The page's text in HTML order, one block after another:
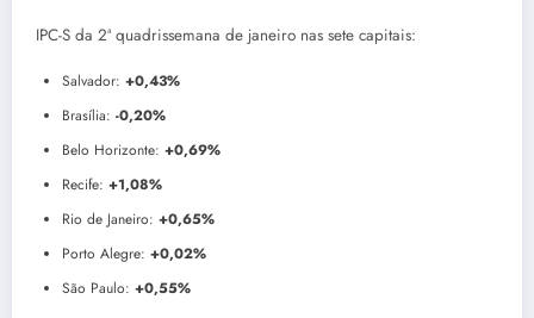
IPC-S da 2ª quadrissemana de janeiro nas sete capitais:
Salvador: +0,43%
Brasília: -0,20%
Belo Horizonte: +0,69%
Recife: +1,08%
Rio de Janeiro: +0,65%
Porto Alegre: +0,02%
São Paulo: +0,55%